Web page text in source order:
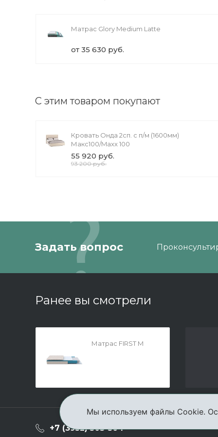
Матрас Glory Medium Latte
от 35 630 руб.
С этим товаром покупают
Кровать Онда 2сп. с п/м (1600мм)
Макс100/Maxx 100
55 920 руб.
93 200 руб.
Задать вопрос
Ранее вы смотрели
Матрас FIRST M
+7 (3952) 503-504 О
Мы используем файлы Cookie.